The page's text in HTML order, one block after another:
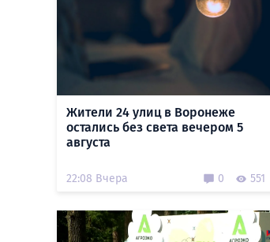
Жители 24 улиц в Воронеже
остались без света вечером 5
августа
22:08 Вчера 0 551